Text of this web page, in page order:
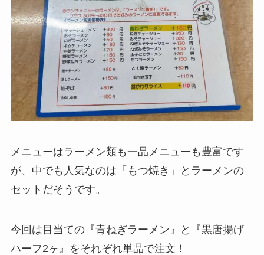
メニューはラーメン類も一品メニューも豊富です
が、中でも人気なのは「もつ焼き」とラーメンの
セットだそうです。
今回は目当ての『青ねぎラーメン』と『黒唐揚げ
ハーフ2ヶ』をそれぞれ単品で注文！